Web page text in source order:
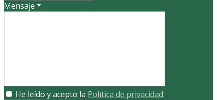
Mensaje *
He leído y acepto la Política de privacidad.